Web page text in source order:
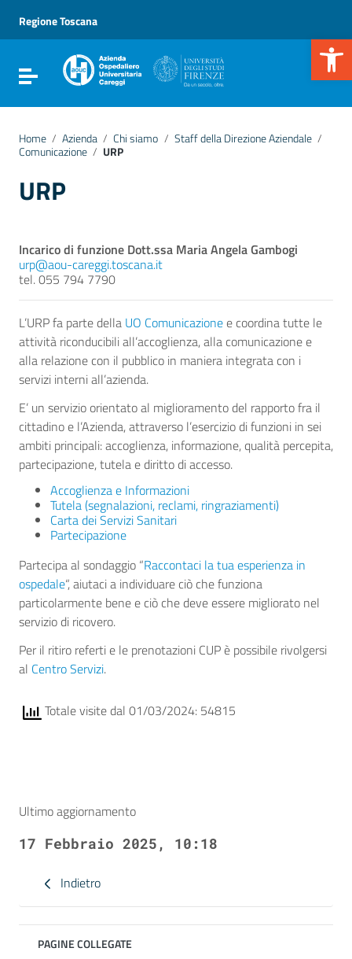
Vai al menu di navigazione
Vai al footer
Regione Toscana
Attiva / disattiva la navigazione
Home / Azienda / Chi siamo / Staff della Direzione Aziendale /
Comunicazione / URP
URP
Indietro
PAGINE COLLEGATE
Incarico di funzione Dott.ssa Maria Angela Gambogi
urp@aou-careggi.toscana.it
tel. 055 794 7790
L’URP fa parte della UO Comunicazionee coordina tutte le
attività riconducibili all’accoglienza, alla comunicazione e
alla relazione con il pubblico in maniera integrata con i
servizi interni all’azienda.
E’ un servizio orientato al miglioramento del rapporto fra il
cittadino e l’Azienda, attraverso l’esercizio di funzioni in sei
ambiti principali: accoglienza, informazione, qualità percepita,
partecipazione, tutela e diritto di accesso.
Accoglienza e Informazioni
Tutela (segnalazioni, reclami, ringraziamenti)
Carta dei Servizi Sanitari
Partecipazione
Partecipa al sondaggio “Raccontaci la tua esperienza in
ospedale“, aiutaci a individuare ciò che funziona
particolarmente bene e ciò che deve essere migliorato nel
servizio di ricovero.
Per il ritiro referti e le prenotazioni CUP è possibile rivolgersi
al Centro Servizi.
Totale visite dal 01/03/2024: 54815
Ultimo aggiornamento
17 Febbraio 2025, 10:18